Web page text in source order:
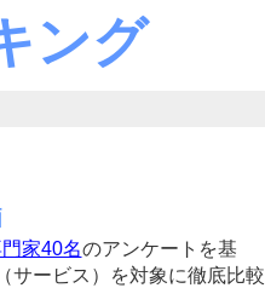
ング
家40名のアンケートを基
サービス）を対象に徹底比較